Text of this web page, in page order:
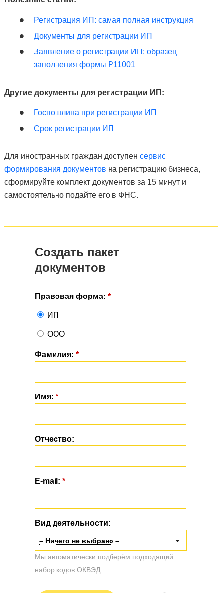
Регистрация ИП: самая полная инструкция
Документы для регистрации ИП
Заявление о регистрации ИП: образец
заполнения формы Р11001
Другие документы для регистрации ИП:
Госпошлина при регистрации ИП
Срок регистрации ИП
Для иностранных граждан доступен сервис
формирования документов на регистрацию бизнеса,
сформируйте комплект документов за 15 минут и
самостоятельно подайте его в ФНС.
Создать пакет
документов
Правовая форма:*
ИП
ООО
Фамилия:*
Имя:*
Отчество:
E-mail:*
Вид деятельности:
– Ничего не выбрано –
Мы автоматически подберём подходящий
набор кодов ОКВЭД.